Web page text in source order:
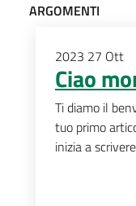
ARGOMENTI
2023 27 Ott
Ciao
Ti diamo il
tuo primo
inizia a